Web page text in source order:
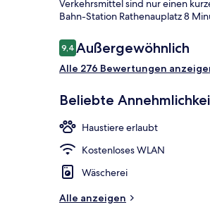
Verkehrsmittel sind nur einen
Bahn-Station Rathenauplatz 8
Bewertungen
9,49,4 von 10.
Außergewöhnlich
Alle 276 Bewertungen
Beliebte
Haustiere erlaubt
Kostenloses WLAN
Wäscherei
Alle anzeigen